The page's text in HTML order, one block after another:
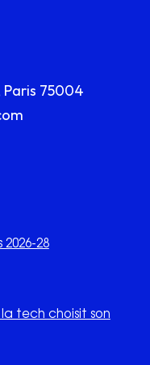
Paris 75004
28
tech choisit son